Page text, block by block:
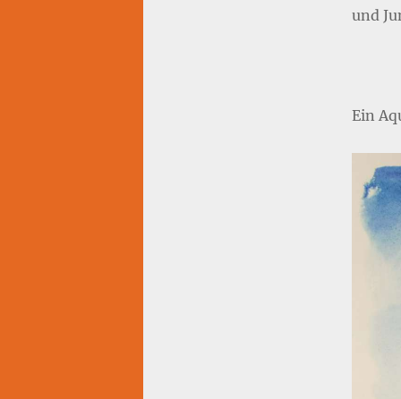
und
Ein